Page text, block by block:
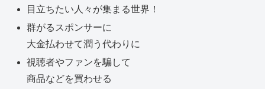
目立ちたい人々が集まる世界！
群がるスポンサーに
大金払わせて潤う代わりに
視聴者やファンを騙して
商品などを買わせる